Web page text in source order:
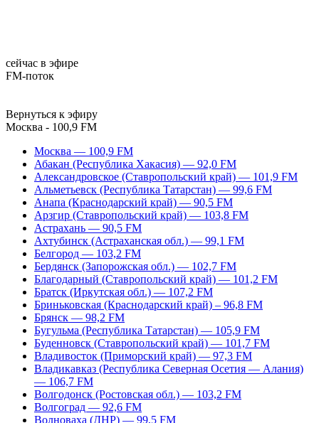
сейчас в эфире
FM-поток
Вернуться к эфиру
Москва - 100,9 FM
Москва — 100,9 FM
Абакан (Республика Хакасия) — 92,0 FM
Александровское (Ставропольский край) — 101,9 FM
Альметьевск (Республика Татарстан) — 99,6 FM
Анапа (Краснодарский край) — 90,5 FM
Арзгир (Ставропольский край) — 103,8 FM
Астрахань — 90,5 FM
Ахтубинск (Астраханская обл.) — 99,1 FM
Белгород — 103,2 FM
Бердянск (Запорожская обл.) — 102,7 FM
Благодарный (Ставропольский край) — 101,2 FM
Братск (Иркутская обл.) — 107,2 FM
Бриньковская (Краснодарский край) – 96,8 FM
Брянск — 98,2 FM
Бугульма (Республика Татарстан) — 105,9 FM
Буденновск (Ставропольский край) — 101,7 FM
Владивосток (Приморский край) — 97,3 FM
Владикавказ (Республика Северная Осетия — Алания)
— 106,7 FM
Волгодонск (Ростовская обл.) — 103,2 FM
Волгоград — 92,6 FM
Волноваха (ДНР) — 99,5 FM